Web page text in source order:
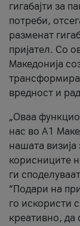
гигабајти за
потреби,
разменат
пријател. Со
Македонија
вредност и
„Оваа
нас во А1
нашата
корисниците
ги
“Подари на
го искористи
креативно, да